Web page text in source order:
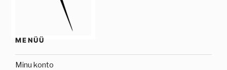
MENÜÜ
Minu konto